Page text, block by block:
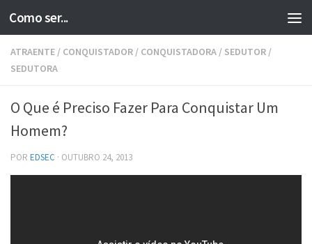
Skip to content
Como ser...
ATRAENTE / CONQUISTADOR / CONQUISTADORA / SEDUTOR /
SEDUTORA
O Que é Preciso Fazer Para Conquistar Um
Homem?
POR EDSEC · OUTUBRO 24, 2013